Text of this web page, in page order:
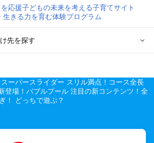
先を探す
北軽井沢のプールお出かけ
乗鞍・美ヶ原のプールお出かけ
昼神（伊那路）のプールお出かけ